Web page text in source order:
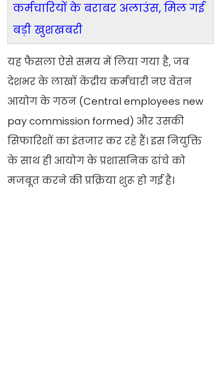
कर्मचारियों के बराबर अलाउंस, मिल गई
बड़ी खुशखबरी
यह फैसला ऐसे समय में लिया गया है, जब
देशभर के लाखों केंद्रीय कर्मचारी नए वेतन
आयोग के गठन (Central employees new
pay commission formed) और उसकी
सिफारिशों का इंतजार कर रहे हैं। इस नियुक्ति
के साथ ही आयोग के प्रशासनिक ढांचे को
मजबूत करने की प्रक्रिया शुरू हो गई है।